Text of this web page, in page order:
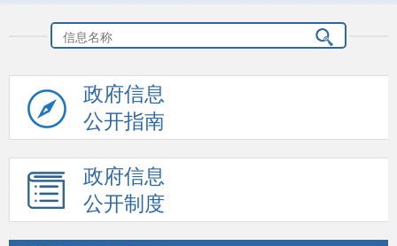
政府信息
公开指南
政府信息
公开制度